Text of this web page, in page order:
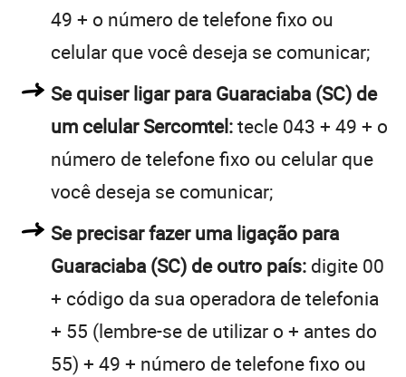
49 + o número de telefone fixo ou
celular que você deseja se comunicar;
Se quiser ligar para Guaraciaba (SC) de
um celular Sercomtel:tecle 043 + 49 + o
número de telefone fixo ou celular que
você deseja se comunicar;
Se precisar fazer uma ligação para
Guaraciaba (SC) de outro país: digite 00
+ código da sua operadora de telefonia
+ 55 (lembre-se de utilizar o + antes do
55) + 49 + número de telefone fixo ou